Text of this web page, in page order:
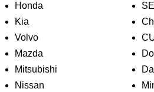
Honda
Kia
Volvo
Mazda
Mitsubishi
Nissan